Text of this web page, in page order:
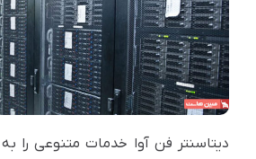
دیتاسنتر فن آوا خدمات متنوعی را